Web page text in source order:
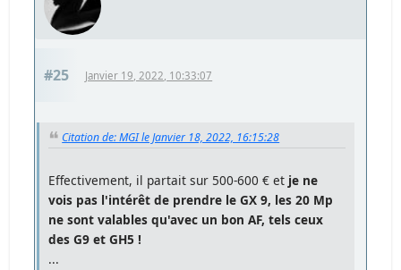
#25 Janvier 19, 2022, 10:33:07
Citation de: MGI le Janvier 18, 2022, 16:15:28
Effectivement, il partait sur 500-600 € et je ne
vois pas l'intérêt de prendre le GX 9, les 20 Mp
ne sont valables qu'avec un bon AF, tels ceux
des G9 et GH5 !
...